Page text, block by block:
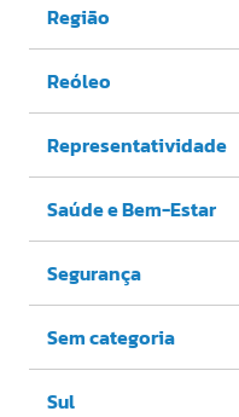
Região
Reóleo
Representatividade
Saúde e Bem-Estar
Segurança
Sem categoria
Sul